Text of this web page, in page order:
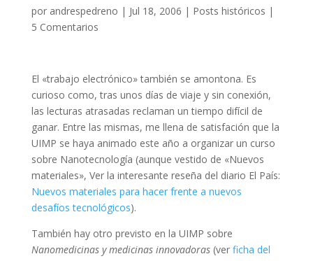
por andrespedreno | Jul 18, 2006 | Posts históricos |
5 Comentarios
El «trabajo electrónico» también se amontona. Es
curioso como, tras unos días de viaje y sin conexión,
las lecturas atrasadas reclaman un tiempo difícil de
ganar. Entre las mismas, me llena de satisfación que la
UIMP se haya animado este año a organizar un curso
sobre Nanotecnología (aunque vestido de «Nuevos
materiales», Ver la interesante reseña del diario El País:
Nuevos materiales para hacer frente a nuevos
desafíos tecnológicos).
También hay otro previsto en la UIMP sobre
Nanomedicinas y medicinas innovadoras(ver ficha del